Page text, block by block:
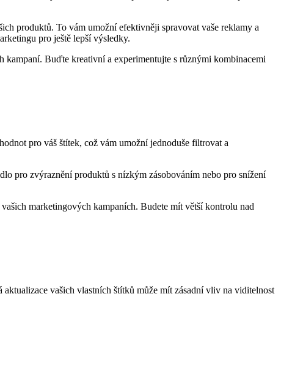
produktů. To vám umožní efektivněji spravovat vaše reklamy a
pro ještě lepší výsledky.
Buďte kreativní a experimentujte s různými kombinacemi
pro váš štítek, což vám umožní jednoduše filtrovat a
pro zvýraznění produktů s nízkým zásobováním nebo pro snížení
marketingových kampaních. Budete mít větší kontrolu nad
vašich vlastních štítků může mít zásadní vliv na viditelnost